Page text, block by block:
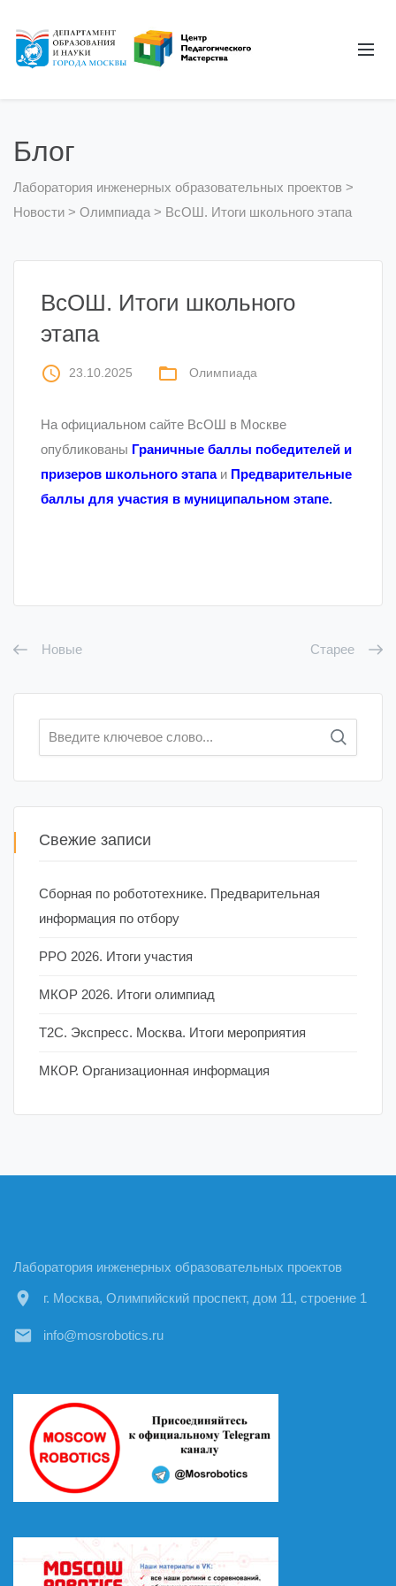
Блог
Лаборатория инженерных образовательных проектов >
Новости > Олимпиада > ВсОШ. Итоги школьного этапа
ВсОШ. Итоги школьного
этапа
access_time 23.10.2025 folder_open Олимпиада
На официальном сайте ВсОШ в Москве
опубликованы Граничные баллы победителей и
призеров школьного этапа и Предварительные
баллы для участия в муниципальном этапе.
Новые Старее
Искать:
Свежие записи
Сборная по робототехнике. Предварительная
информация по отбору
РРО 2026. Итоги участия
МКОР 2026. Итоги олимпиад
Т2С. Экспресс. Москва. Итоги мероприятия
МКОР. Организационная информация
Лаборатория инженерных образовательных проектов
location_on г. Москва, Олимпийский проспект, дом 11, строение 1
email info@mosrobotics.ru